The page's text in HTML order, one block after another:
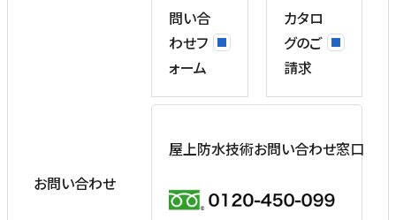
お問い合わせ
問い合
わせフ
ォーム
カタロ
グのご
請求
屋上防水技術お問い合わせ窓口